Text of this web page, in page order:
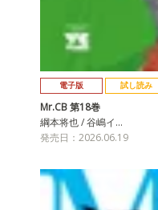
電子版 試し読み
Mr.CB 第18巻
綱本将也 / 谷嶋イ…
発売日：2026.06.19